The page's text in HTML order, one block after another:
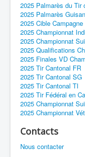
2025 Palmarès du Tir
2025 Palmarès
2025 Cible Campagne
2025 Championnat
2025 Championnat
2025 Qualifications
2025 Finales VD
2025 Tir Cantonal FR
2025 Tir Cantonal SG
2025 Tir Cantonal TI
2025 Tir Fédéral en
2025 Championnat
2025 Championnat
Contacts
Nous contacter